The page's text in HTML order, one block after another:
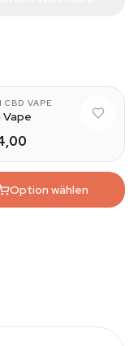
CBD VAPE
Vape
Option wählen